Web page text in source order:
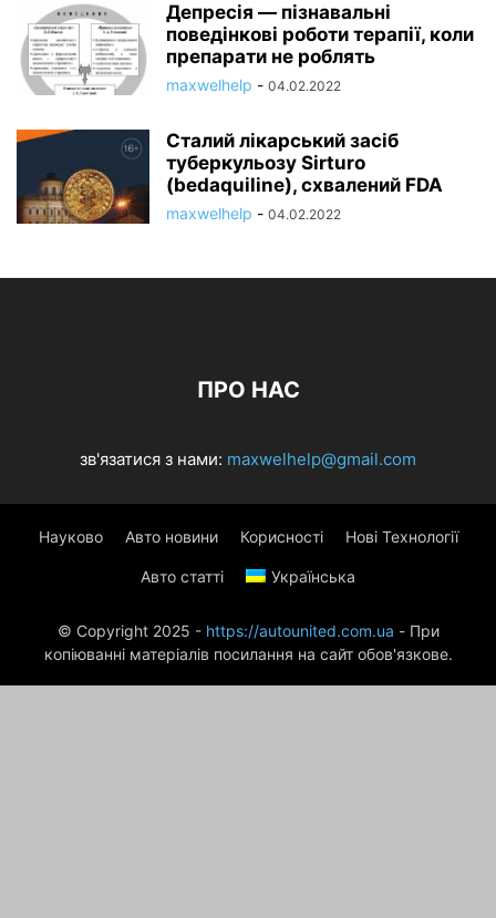
Депресія — пізнавальні
поведінкові роботи терапії, коли
препарати не роблять
maxwelhelp - 04.02.2022
Сталий лікарський засіб
туберкульозу Sirturo
(bedaquiline), схвалений FDA
maxwelhelp - 04.02.2022
ПРО НАС
зв'язатися з нами: maxwelhelp@gmail.com
Науково Авто новини Корисності Нові Технології
Авто статті Українська
© Copyright 2025 - https://autounited.com.ua - При
копіюванні матеріалів посилання на сайт обов'язкове.